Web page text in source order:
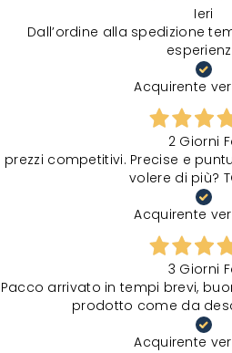
Ieri
Dall’ordine alla spedizione
Acquirente
2 Giorni
prezzi competitivi. Precise e
volere di più?
Acquirente
3 Giorni
Pacco arrivato in tempi brevi,
prodotto come da
Acquirente